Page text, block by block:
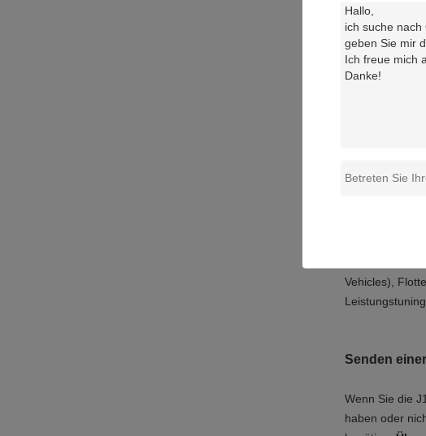
We made the
we have a full
auch
Form
Diese OBD2
Dieses
Vehicles),
Senden
Wenn Sie die
haben oder